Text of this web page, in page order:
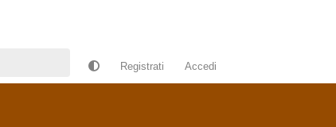
Registrati Accedi